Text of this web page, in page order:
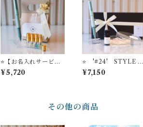
⭐️【お名入れサービ
ス】セーラー万年筆
ボールペン ’TUZ
¥5,720
⭐️ '#24' STYLE O
F LABオリジナル ア
ロマソルトディフュー
ZU’
¥7,150
その他の商品